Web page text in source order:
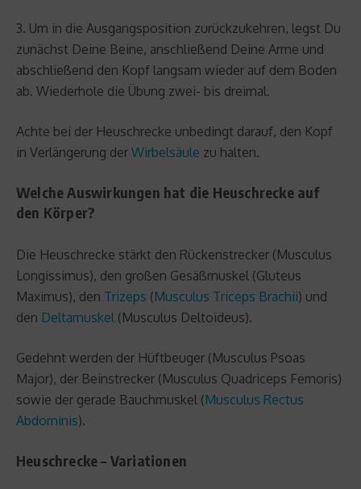
3. Um in die Ausgangsposition zurückzukehren, legst Du
zunächst Deine Beine, anschließend Deine Arme und
abschließend den Kopf langsam wieder auf dem Boden
ab. Wiederhole die Übung zwei- bis dreimal.
Achte bei der Heuschrecke unbedingt darauf, den Kopf
in Verlängerung der Wirbelsäule zu halten.
Welche Auswirkungen hat die Heuschrecke auf
den Körper?
Die Heuschrecke stärkt den Rückenstrecker (Musculus
Longissimus), den großen Gesäßmuskel (Gluteus
Maximus), den Trizeps (Musculus Triceps Brachii) und
den Deltamuskel (Musculus Deltoideus).
Gedehnt werden der Hüftbeuger (Musculus Psoas
Major), der Beinstrecker (Musculus Quadriceps Femoris)
sowie der gerade Bauchmuskel (Musculus Rectus
Abdominis).
Heuschrecke – Variationen